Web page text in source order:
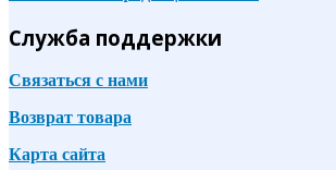
Служба поддержки
Связаться с нами
Возврат товара
Карта сайта